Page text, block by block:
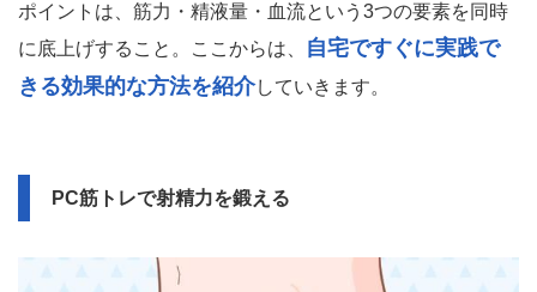
ポイントは、筋力・精液量・血流という3つの要素を同時
に底上げすること。ここからは、
自宅ですぐに実践で
きる効果的な方法を紹介していきます。
PC筋トレで射精力を鍛える